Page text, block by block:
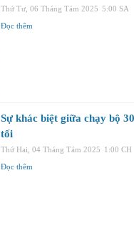
Thứ Tư, 06 Tháng Tám 2025 5:00 SA
Đọc thêm
Sự khác biệt giữa chạy bộ
tối
Thứ Hai, 04 Tháng Tám 2025 1:00 CH
Đọc thêm